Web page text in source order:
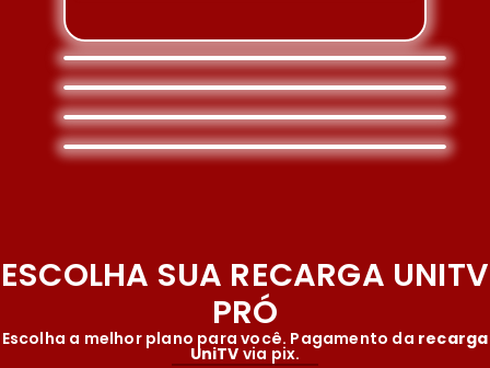
ESCOLHA SUA RECARGA UNITV
PRÓ
Escolha a melhor plano para você. Pagamento da recarga
UniTV via pix.